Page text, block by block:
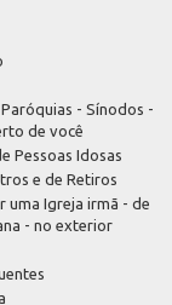
- Sínodos -
de você
Pessoas Idosas
e de Retiros
uma Igreja irmã - de
- no exterior